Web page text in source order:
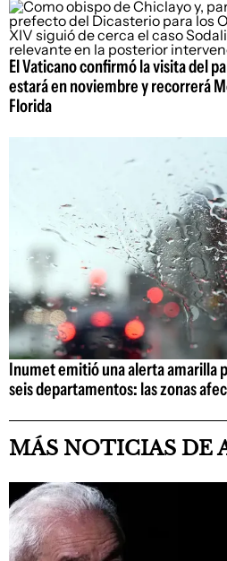
El Vaticano confirmó la visita del
estará en noviembre y recorrerá
Florida
Inumet emitió una alerta amarilla
seis departamentos: las zonas
MÁS NOTICIAS DE